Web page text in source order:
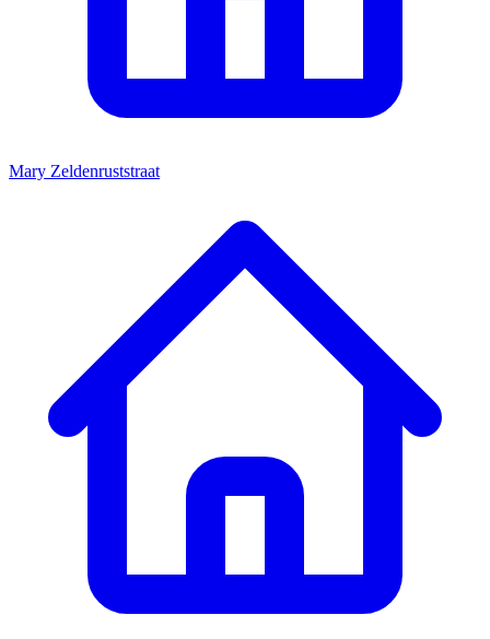
Mary Zeldenruststraat